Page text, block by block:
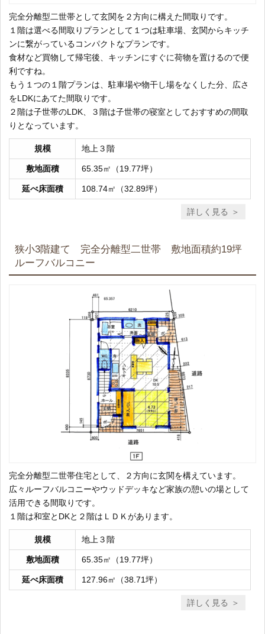
完全分離型二世帯として玄関を２方向に構えた間取りです。
１階は選べる間取りプランとして１つは駐車場、玄関からキッチ
ンに繋がっているコンパクトなプランです。
食材など買物して帰宅後、キッチンにすぐに荷物を置けるので便
利ですね。
もう１つの１階プランは、駐車場や物干し場をなくした分、広さ
をLDKにあてた間取りです。
２階は子世帯のLDK、３階は子世帯の寝室としておすすめの間取
りとなっています。
規模 地上３階
敷地面積 65.35㎡（19.77坪）
延べ床面積 108.74㎡（32.89坪）
詳しく見る
狭小3階建て 完全分離型二世帯 敷地面積約19坪
ルーフバルコニー
完全分離型二世帯住宅として、２方向に玄関を構えています。
広々ルーフバルコニーやウッドデッキなど家族の憩いの場として
活用できる間取りです。
１階は和室とDKと２階はＬＤＫがあります。
規模 地上３階
敷地面積 65.35㎡（19.77坪）
延べ床面積 127.96㎡（38.71坪）
詳しく見る